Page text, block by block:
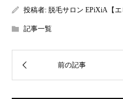
投稿者: 脱毛サロン EPiXiA【エ
記事一覧